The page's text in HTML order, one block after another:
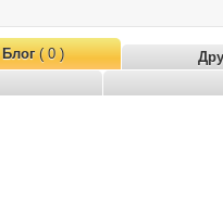
Блог( 0 )